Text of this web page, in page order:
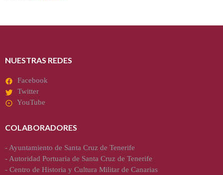
NUESTRAS REDES
Facebook
Twitter
YouTube
COLABORADORES
- Ayuntamiento de Santa Cruz de Tenerife
- Autoridad Portuaria de Santa Cruz de Tenerife
- Centro de Historia y Cultura Militar de Canarias